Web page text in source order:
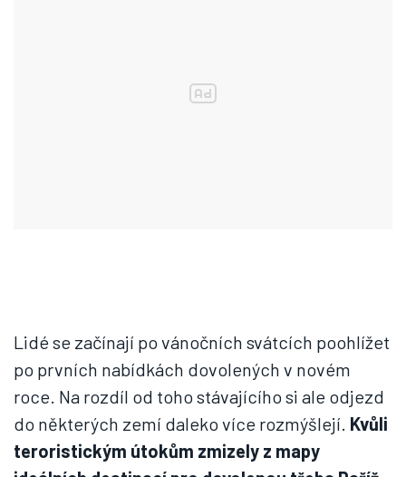
Lidé se začínají po vánočních svátcích poohlížet
po prvních nabídkách dovolených v novém
roce. Na rozdíl od toho stávajícího si ale odjezd
do některých zemí daleko více rozmýšlejí. Kvůli
teroristickým útokům zmizely z mapy